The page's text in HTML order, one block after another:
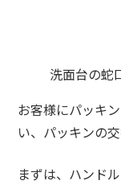
洗面台の蛇
お客様にパッキ
い、パッキンの交
まずは、ハンド